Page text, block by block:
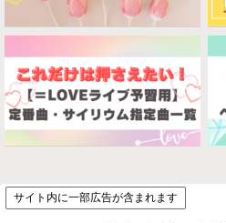
サイト内に一部広告が含まれます